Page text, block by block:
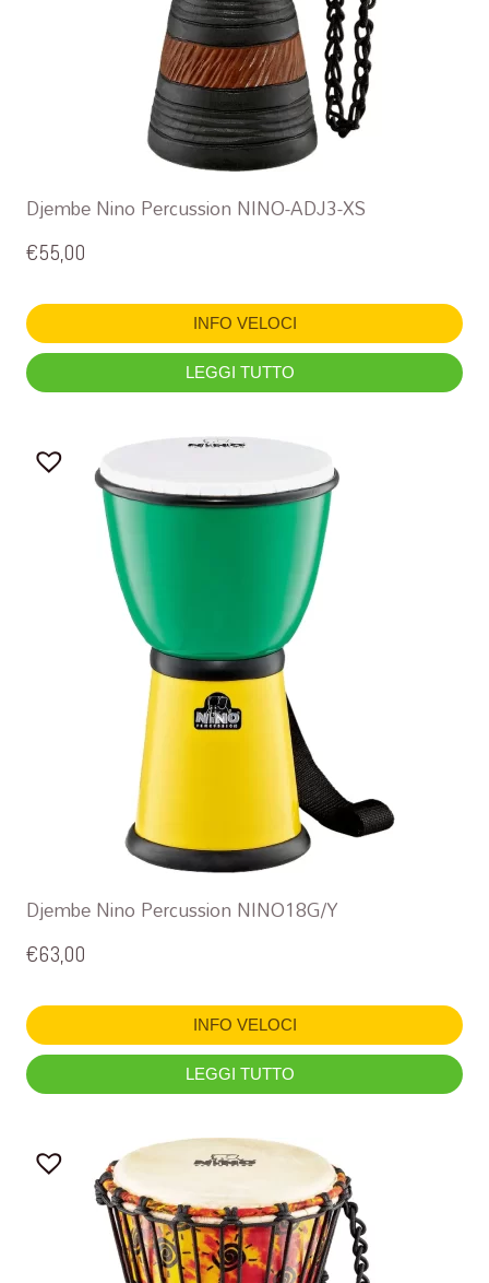
Djembe Nino Percussion NINO-ADJ3-XS
€55,00
INFO VELOCI
LEGGI TUTTO
Djembe Nino Percussion NINO18G/Y
€63,00
INFO VELOCI
LEGGI TUTTO